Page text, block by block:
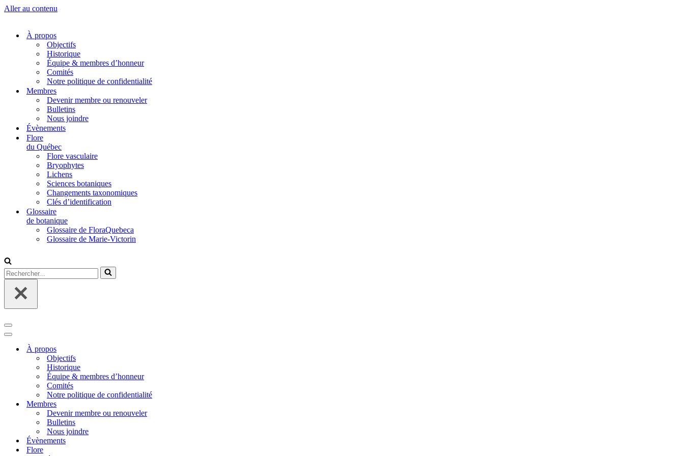
Aller au contenu
À propos
Objectifs
Historique
Équipe & membres d’honneur
Comités
Notre politique de confidentialité
Membres
Devenir membre ou renouveler
Bulletins
Nous joindre
Évènements
Flore
du Québec
Flore vasculaire
Bryophytes
Lichens
Sciences botaniques
Changements taxonomiques
Clés d’identification
Glossaire
de botanique
Glossaire de FloraQuebeca
Glossaire de Marie-Victorin
Rechercher...
Menu
de
navigation
Menu
navigationÀ propos
Objectifs
Historique
Équipe & membres d’honneur
Comités
Notre politique de confidentialité
Membres
Devenir membre ou renouveler
Bulletins
Nous joindre
Évènements
Flore